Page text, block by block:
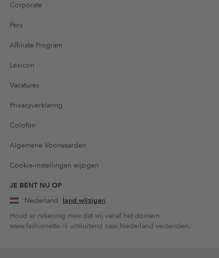
Corporate
Pers
Affiliate Program
Lexicon
Vacatures
Privacyverklaring
Colofon
Algemene Voorwaarden
Cookie-instellingen wijzigen
JE BENT NU OP
Nederland land wijzigen
Houd er rekening mee dat wij vanaf het domein
www.fashionette.nl uitsluitend naar Nederland verzenden.